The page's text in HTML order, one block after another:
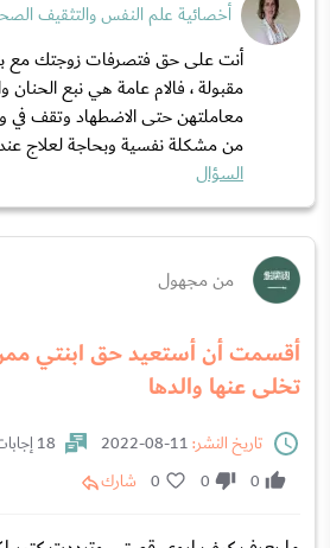
أخصائية علم النفس والتثقيف
أنت على حق فتصرفات زوجتك مع
مقبولة ، فالام عامة هي نبع
معاملتهن حتى الاضطهاد وتقف في
من مشكلة نفسية وبحاجة لعلاج
السؤال
من مجهول
أقسمت أن أستعيد حق ابنتي
تخلى عنها والدها
تاريخ النشر:
18 إجابات
0
0
0 شارك